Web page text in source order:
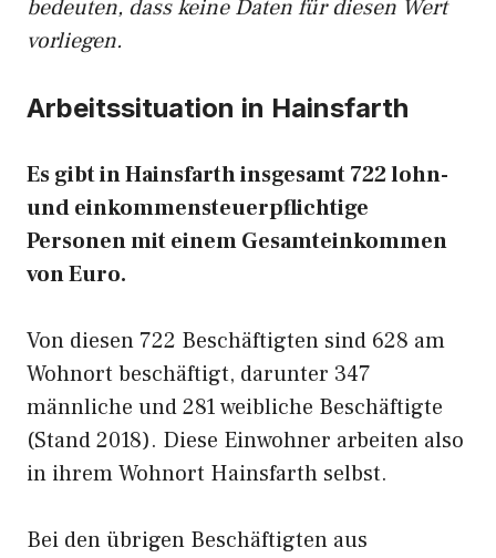
bedeuten, dass keine Daten für diesen Wert
vorliegen.
Arbeitssituation in Hainsfarth
Es gibt in Hainsfarth insgesamt 722 lohn-
und einkommensteuerpflichtige
Personen mit einem Gesamteinkommen
von Euro.
Von diesen 722 Beschäftigten sind 628 am
Wohnort beschäftigt, darunter 347
männliche und 281 weibliche Beschäftigte
(Stand 2018). Diese Einwohner arbeiten also
in ihrem Wohnort Hainsfarth selbst.
Bei den übrigen Beschäftigten aus